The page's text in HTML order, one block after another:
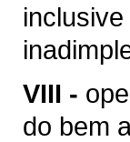
VIII -
do bem